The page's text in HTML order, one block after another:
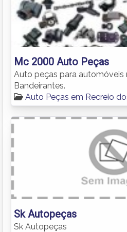
Mc 2000 Auto Peças
Auto peças para automóveis
Bandeirantes.
Auto Peças em Recreio
Sk Autopeças
Sk Autopeças